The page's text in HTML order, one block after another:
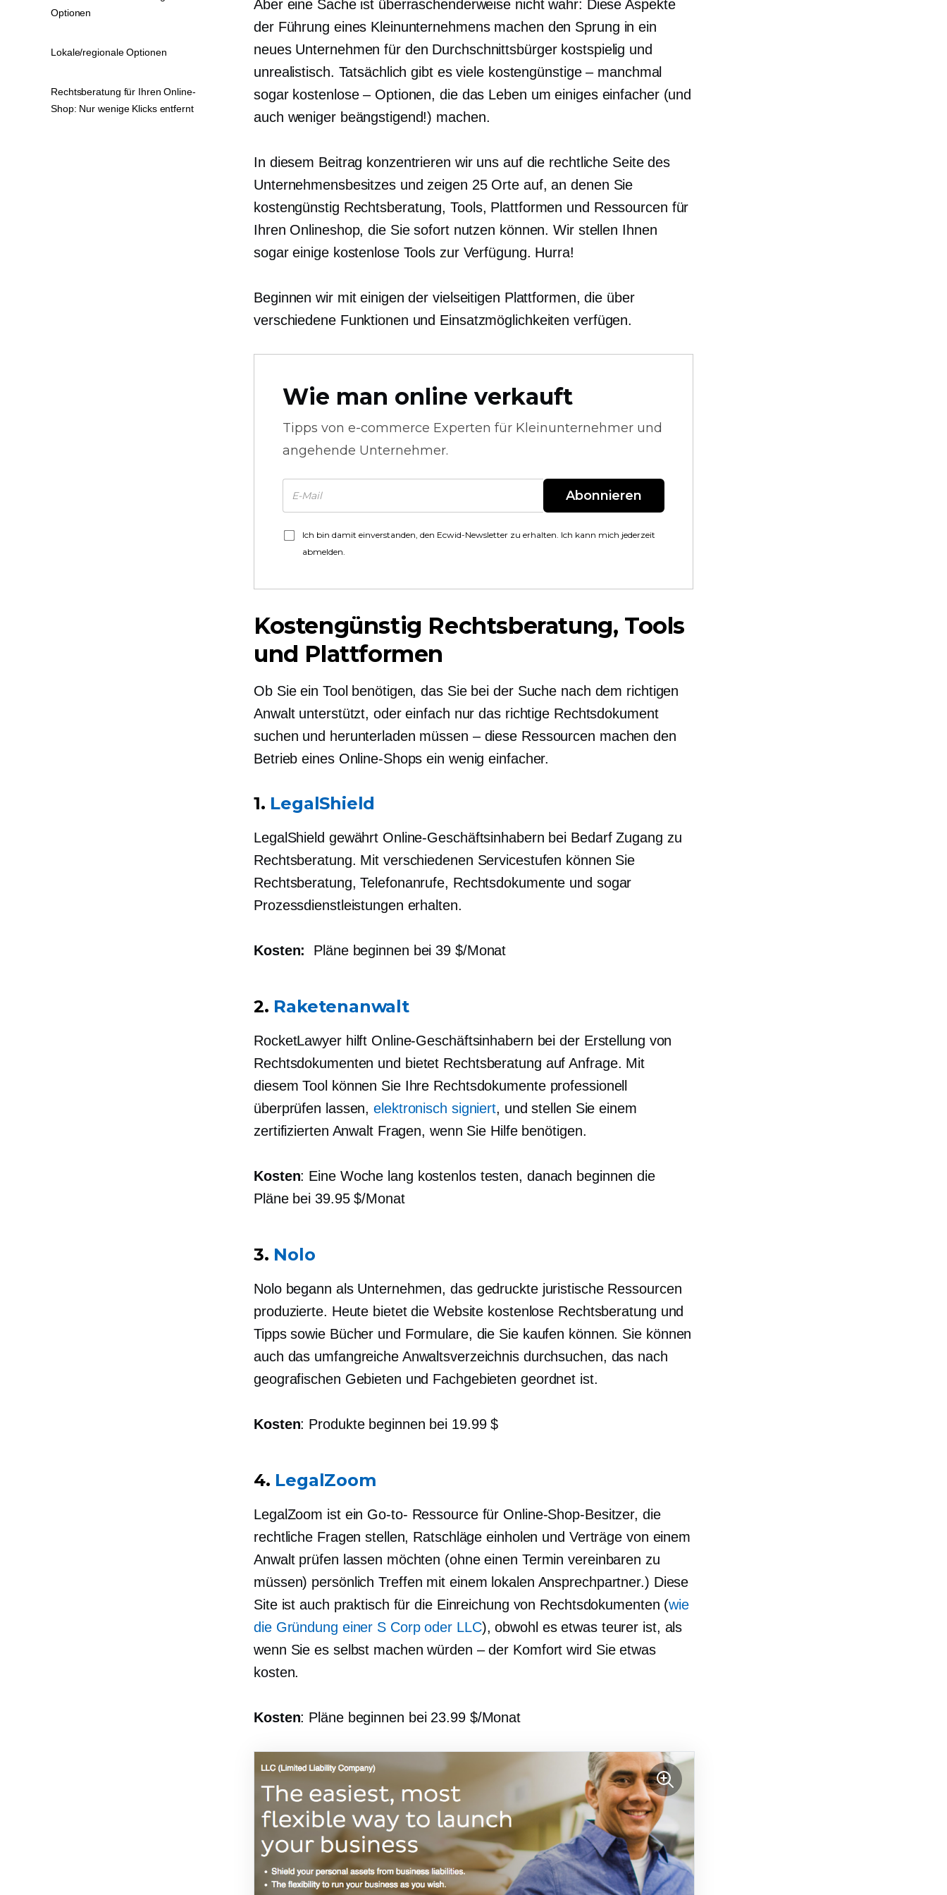
Aber eine Sache ist überraschenderweise nicht wahr: Diese Aspekte
der Führung eines Kleinunternehmens machen den Sprung in ein
neues Unternehmen für den Durchschnittsbürger kostspielig und
unrealistisch. Tatsächlich gibt es viele kostengünstige – manchmal
sogar kostenlose – Optionen, die das Leben um einiges einfacher (und
auch weniger beängstigend!) machen.
In diesem Beitrag konzentrieren wir uns auf die rechtliche Seite des
Unternehmensbesitzes und zeigen 25 Orte auf, an denen Sie
kostengünstig Rechtsberatung, Tools, Plattformen und Ressourcen für
Ihren Onlineshop, die Sie sofort nutzen können. Wir stellen Ihnen
sogar einige kostenlose Tools zur Verfügung. Hurra!
Beginnen wir mit einigen der vielseitigen Plattformen, die über
verschiedene Funktionen und Einsatzmöglichkeiten verfügen.
Wie man online verkauft
Tipps von e-commerce Experten für Kleinunternehmer und
angehende Unternehmer.
Abonnieren
Ich bin damit einverstanden, den Ecwid-Newsletter zu erhalten. Ich kann mich jederzeit
abmelden.
Kostengünstig Rechtsberatung, Tools
und Plattformen
Ob Sie ein Tool benötigen, das Sie bei der Suche nach dem richtigen
Anwalt unterstützt, oder einfach nur das richtige Rechtsdokument
suchen und herunterladen müssen – diese Ressourcen machen den
Betrieb eines Online-Shops ein wenig einfacher.
1. LegalShield
LegalShield gewährt Online-Geschäftsinhabern bei Bedarf Zugang zu
Rechtsberatung. Mit verschiedenen Servicestufen können Sie
Rechtsberatung, Telefonanrufe, Rechtsdokumente und sogar
Prozessdienstleistungen erhalten.
Kosten: Pläne beginnen bei 39 $/Monat
2. Raketenanwalt
RocketLawyer hilft Online-Geschäftsinhabern bei der Erstellung von
Rechtsdokumenten und bietet Rechtsberatung auf Anfrage. Mit
diesem Tool können Sie Ihre Rechtsdokumente professionell
überprüfen lassen,elektronisch signiert, und stellen Sie einem
zertifizierten Anwalt Fragen, wenn Sie Hilfe benötigen.
Kosten: Eine Woche lang kostenlos testen, danach beginnen die
Pläne bei 39.95 $/Monat
3. Nolo
Nolo begann als Unternehmen, das gedruckte juristische Ressourcen
produzierte. Heute bietet die Website kostenlose Rechtsberatung und
Tipps sowie Bücher und Formulare, die Sie kaufen können. Sie können
auch das umfangreiche Anwaltsverzeichnis durchsuchen, das nach
geografischen Gebieten und Fachgebieten geordnet ist.
Kosten: Produkte beginnen bei 19.99 $
4. LegalZoom
LegalZoom ist ein Go-to- Ressource für Online-Shop-Besitzer, die
rechtliche Fragen stellen, Ratschläge einholen und Verträge von einem
Anwalt prüfen lassen möchten (ohne einen Termin vereinbaren zu
müssen) persönlich Treffen mit einem lokalen Ansprechpartner.) Diese
Site ist auch praktisch für die Einreichung von Rechtsdokumenten (wie
die Gründung einer S Corp oder LLC), obwohl es etwas teurer ist, als
wenn Sie es selbst machen würden – der Komfort wird Sie etwas
kosten.
Kosten: Pläne beginnen bei 23.99 $/Monat
Optionen
Lokale/regionale Optionen
Rechtsberatung für Ihren Online-
Shop: Nur wenige Klicks entfernt